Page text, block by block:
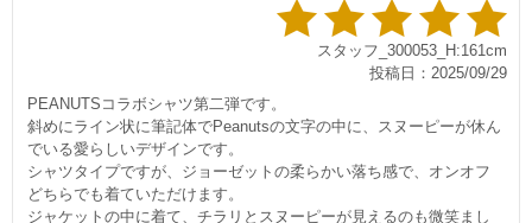
スタッフ_300053_H:161cm
投稿日：2025/09/29
PEANUTSコラボシャツ第二弾です。
斜めにライン状に筆記体でPeanutsの文字の中に、スヌーピーが休ん
でいる愛らしいデザインです。
シャツタイプですが、ジョーゼットの柔らかい落ち感で、オンオフ
どちらでも着ていただけます。
ジャケットの中に着て、チラリとスヌーピーが見えるのも微笑まし